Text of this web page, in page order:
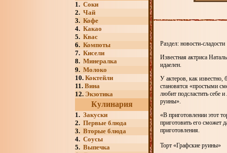
1. Соки
2. Чай
3. Кофе
4. Какао
5. Квас
6. Компоты
7. Кисели
8. Минералка
9. Молоко
10. Коктейли
11. Вина
12. Экзотика
Кулинария
1. Закуски
2. Первые блюда
3. Вторые блюда
4. Соусы
5. Выпечка
Раздел: новости-сладости
Известная актриса
идаелен.
У актеров, как известно,
становятся «простыми
любит подсластить
руины».
«В приготовлении этот
приготовить его сможет
приготовления.
Торт «Графские руины»